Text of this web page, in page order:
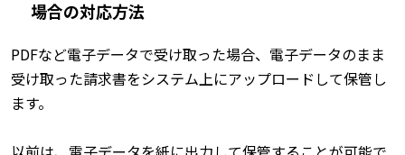
場合の対応方法
PDFなど電子データで受け取った場合、電子データのまま
受け取った請求書をシステム上にアップロードして保管し
ます。